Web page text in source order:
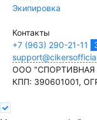
Экипировка
Контакты
+7 (963) 290-21-11
ООО "СПОРТИВНАЯ
КПП: 390601001,